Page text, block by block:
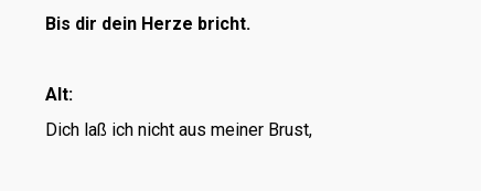
Bis dir dein Herze bricht.
Alt:
Dich laß ich nicht aus meiner Brust,